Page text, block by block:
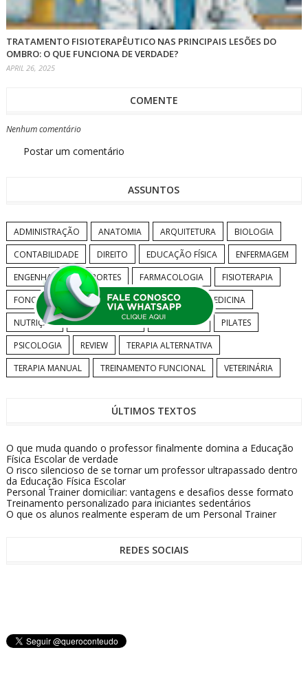
TRATAMENTO FISIOTERAPÊUTICO NAS PRINCIPAIS LESÕES DO
OMBRO: O QUE FUNCIONA DE VERDADE?
APRIL 26, 2025
COMENTE
Nenhum comentário
Postar um comentário
ASSUNTOS
ADMINISTRAÇÃO ANATOMIA ARQUITETURA
BIOLOGIA
CONTABILIDADE
DIREITO EDUCAÇÃO FÍSICA
ENFERMAGEM
ENGENHARIA
ESPORTES FARMACOLOGIA
FISIOTERAPIA
FONOAUDIOLOGIA
GINÁSTICA LABORAL
MEDICINA
NUTRIÇÃO
ODONTOLOGIA PEDAGOGIA
PILATES
PSICOLOGIA
REVIEW
TERAPIA ALTERNATIVA
TERAPIA MANUAL
TREINAMENTO FUNCIONAL VETERINÁRIA
ÚLTIMOS TEXTOS
O que muda quando o professor finalmente domina a Educação
Física Escolar de verdade
O risco silencioso de se tornar um professor ultrapassado dentro
da Educação Física Escolar
Personal Trainer domiciliar: vantagens e desafios desse formato
Treinamento personalizado para iniciantes sedentários
O que os alunos realmente esperam de um Personal Trainer
REDES SOCIAIS